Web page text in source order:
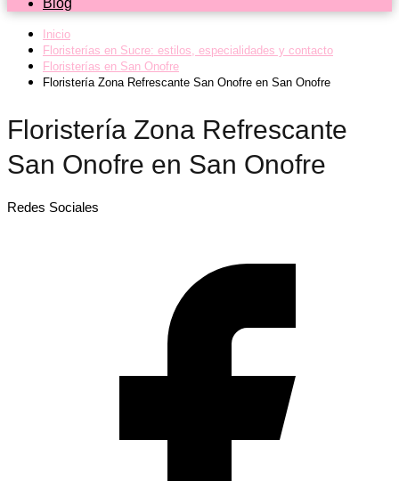
Blog
Inicio
Floristerías en Sucre: estilos, especialidades y contacto
Floristerías en San Onofre
Floristería Zona Refrescante San Onofre en San Onofre
Floristería Zona Refrescante
San Onofre en San Onofre
Redes Sociales